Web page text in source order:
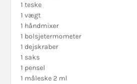
1 teske
1 vægt
1 håndmixer
1 bolsjetermometer
1 dejskraber
1 saks
1 pensel
1 måleske 2 ml